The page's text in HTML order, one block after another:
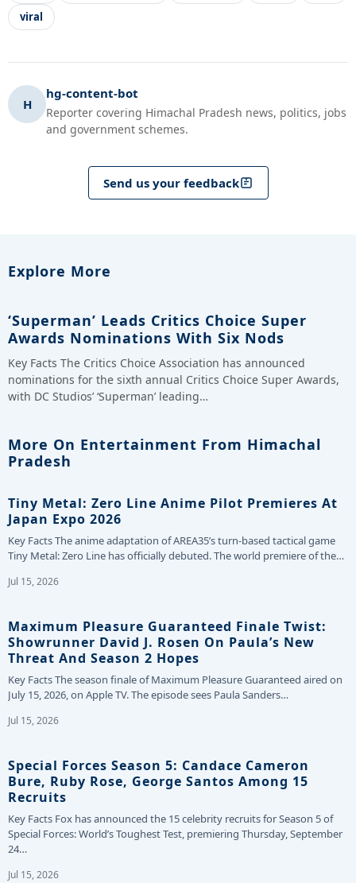
viral
H
hg-content-bot
Reporter covering Himachal Pradesh news, politics, jobs
and government schemes.
Send us your feedback
Explore More
‘Superman’ Leads Critics Choice Super
Awards Nominations With Six Nods
Key Facts The Critics Choice Association has announced
nominations for the sixth annual Critics Choice Super Awards,
with DC Studios’ ‘Superman’ leading…
More On Entertainment From Himachal
Pradesh
Tiny Metal: Zero Line Anime Pilot Premieres At
Japan Expo 2026
Key Facts The anime adaptation of AREA35’s turn-based tactical game
Tiny Metal: Zero Line has officially debuted. The world premiere of the…
Jul 15, 2026
Maximum Pleasure Guaranteed Finale Twist:
Showrunner David J. Rosen On Paula’s New
Threat And Season 2 Hopes
Key Facts The season finale of Maximum Pleasure Guaranteed aired on
July 15, 2026, on Apple TV. The episode sees Paula Sanders…
Jul 15, 2026
Special Forces Season 5: Candace Cameron
Bure, Ruby Rose, George Santos Among 15
Recruits
Key Facts Fox has announced the 15 celebrity recruits for Season 5 of
Special Forces: World’s Toughest Test, premiering Thursday, September
24…
Jul 15, 2026